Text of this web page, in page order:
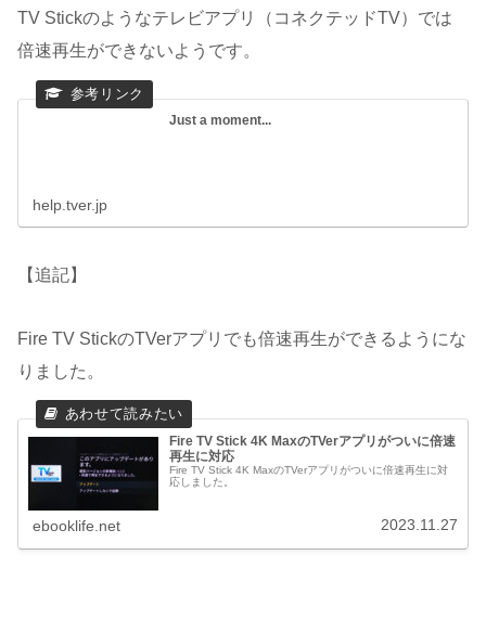
TV Stickのようなテレビアプリ（コネクテッドTV）では
倍速再生ができないようです。
Just a moment...
help.tver.jp
【追記】
Fire TV StickのTVerアプリでも倍速再生ができるようにな
りました。
Fire TV Stick 4K MaxのTVerアプリがついに倍速
再生に対応
Fire TV Stick 4K MaxのTVerアプリがついに倍速再生に対
応しました。
ebooklife.net 2023.11.27